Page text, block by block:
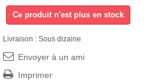
Ce produit n'est plus en stock
Livraison : Sous dizaine
Envoyer à un ami
Imprimer